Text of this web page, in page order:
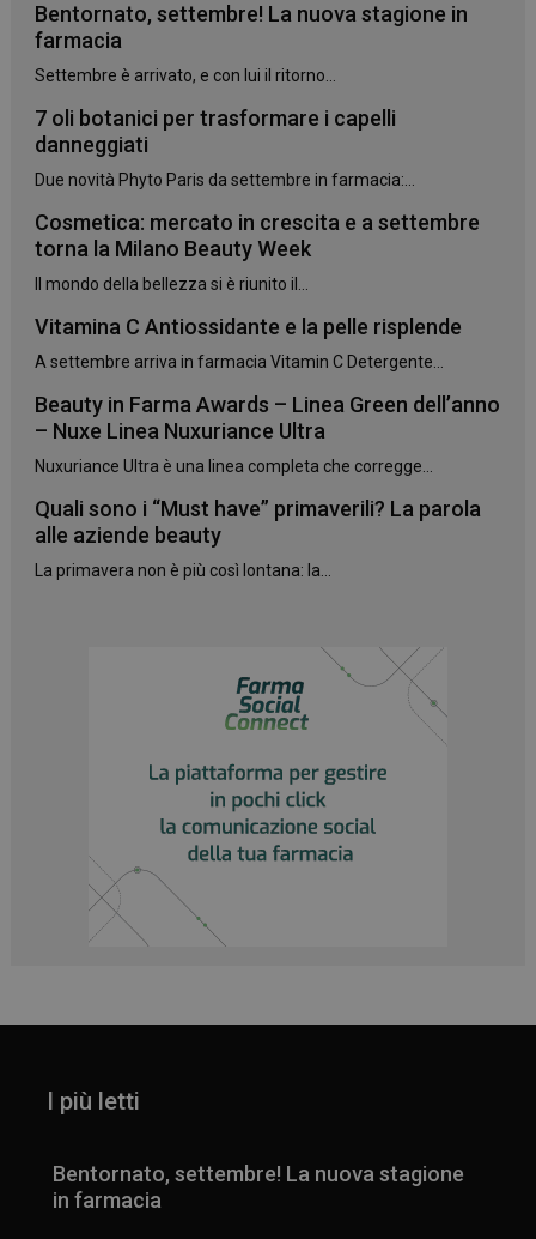
Bentornato, settembre! La nuova stagione in
farmacia
Settembre è arrivato, e con lui il ritorno...
7 oli botanici per trasformare i capelli
danneggiati
Due novità Phyto Paris da settembre in farmacia:...
Cosmetica: mercato in crescita e a settembre
torna la Milano Beauty Week
Il mondo della bellezza si è riunito il...
Vitamina C Antiossidante e la pelle risplende
A settembre arriva in farmacia Vitamin C Detergente...
Beauty in Farma Awards – Linea Green dell’anno
– Nuxe Linea Nuxuriance Ultra
Nuxuriance Ultra è una linea completa che corregge...
Quali sono i “Must have” primaverili? La parola
alle aziende beauty
La primavera non è più così lontana: la...
I più letti
Bentornato, settembre! La nuova stagione
in farmacia
I cookie necessari contribuiscono a rendere fruibile il
navigazione sulle pagine e l'accesso alle aree
protette del sito. Il sito web non è in grado di
funzionare correttamente senza questi cookie.
NOME
FORNITORE /DOMINIO
PHPSESSID
PHP.net
.www.panoramacosmetico.it
Sessione
Google LLC